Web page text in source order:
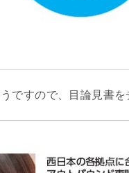
ですので、目論見書を